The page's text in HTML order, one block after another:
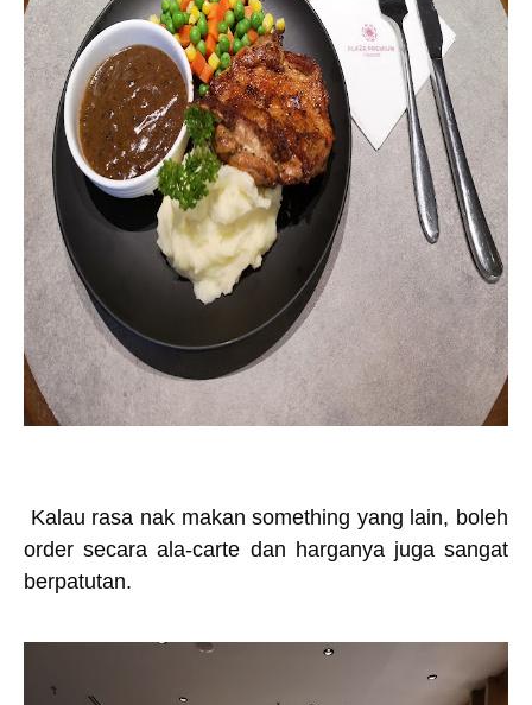
Kalau rasa nak makan something yang lain, boleh
order secara ala-carte dan harganya juga sangat
berpatutan.